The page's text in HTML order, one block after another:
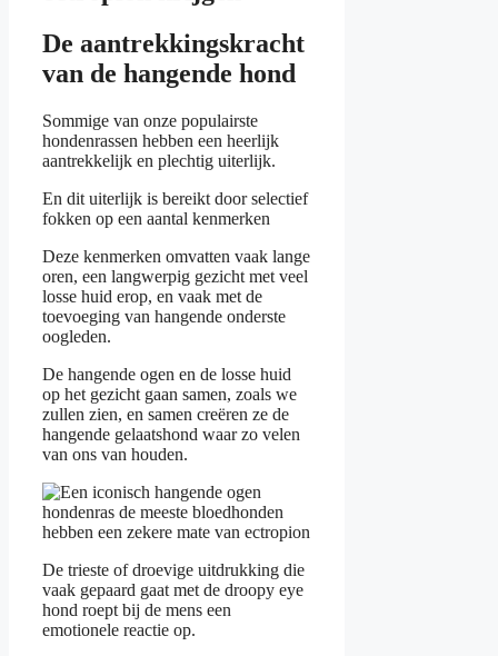
De aantrekkingskracht
van de hangende hond
Sommige van onze populairste
hondenrassen hebben een heerlijk
aantrekkelijk en plechtig uiterlijk.
En dit uiterlijk is bereikt door selectief
fokken op een aantal kenmerken
Deze kenmerken omvatten vaak lange
oren, een langwerpig gezicht met veel
losse huid erop, en vaak met de
toevoeging van hangende onderste
oogleden.
De hangende ogen en de losse huid
op het gezicht gaan samen, zoals we
zullen zien, en samen creëren ze de
hangende gelaatshond waar zo velen
van ons van houden.
De trieste of droevige uitdrukking die
vaak gepaard gaat met de droopy eye
hond roept bij de mens een
emotionele reactie op.